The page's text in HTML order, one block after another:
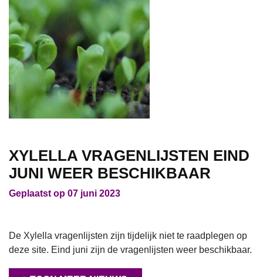
XYLELLA VRAGENLIJSTEN EIND
JUNI WEER BESCHIKBAAR
Geplaatst op 07 juni 2023
De Xylella vragenlijsten zijn tijdelijk niet te raadplegen op
deze site. Eind juni zijn de vragenlijsten weer beschikbaar.